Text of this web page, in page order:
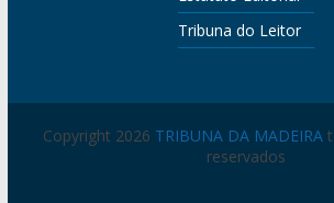
Tribuna do Leitor
Copyright 2026 TRIBUNA DA MADEIRA
reservados